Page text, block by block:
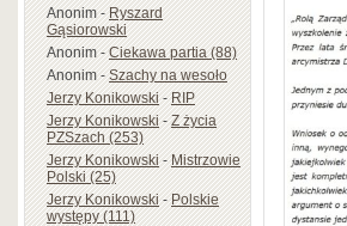
Anonim-Ryszard
Gąsiorowski
Anonim-Ciekawa partia (88)
Anonim-Szachy na wesoło
Jerzy Konikowski-RIP
Jerzy Konikowski-Z życia
PZSzach (253)
Jerzy Konikowski-Mistrzowie
Polski (25)
Jerzy Konikowski-Polskie
występy (111)